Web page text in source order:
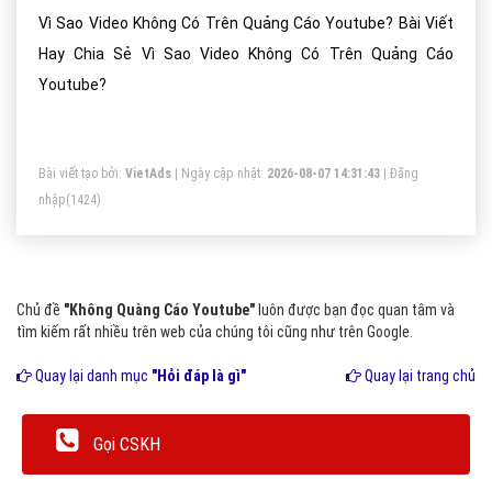
Vì Sao Video Không Có Trên Quảng Cáo Youtube? Bài Viết
Hay Chia Sẻ Vì Sao Video Không Có Trên Quảng Cáo
Youtube?
Bài viết tạo bởi: VietAds | Ngày cập nhật: 2026-08-07 14:31:43
Đăng
nhập(1424)
Chủ đề "Không Quàng Cáo Youtube" luôn được bạn đọc quan tâm và
tìm kiếm rất nhiều trên web của chúng tôi cũng như trên Google.
Quay lại danh mục "Hỏi đáp là gì" Quay lại trang chủ
Gọi CSKH